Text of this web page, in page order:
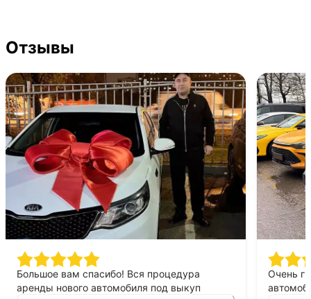
Отзывы
Большое вам спасибо! Вся процедура
аренды нового автомобиля под выкуп
Очень